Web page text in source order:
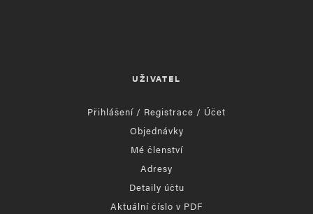
UŽIVATEL
Přihlášení / Registrace / Účet
Objednávky
Mé členství
Adresy
Detaily účtu
Aktuální číslo v PDF